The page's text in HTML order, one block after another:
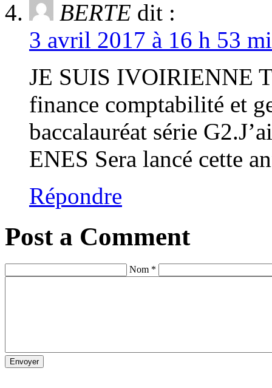
BERTE dit :
3 avril 2017 à 16 h 53
JE SUIS IVOIRIENNE
finance comptabilité et
baccalauréat série
ENES Sera lancé cette
Répondre
Post a Comment
Nom *